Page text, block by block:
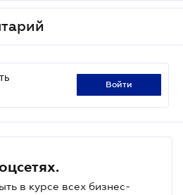
войти
в курсе всех бизнес-